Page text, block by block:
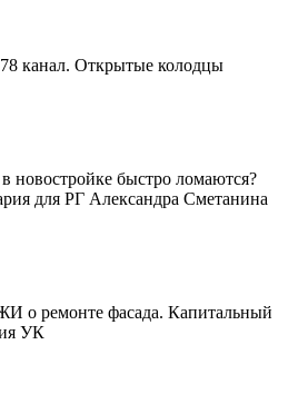
канал. Открытые колодцы
новостройке быстро ломаются?
для РГ Александра Сметанина
о ремонте фасада. Капитальный
УК